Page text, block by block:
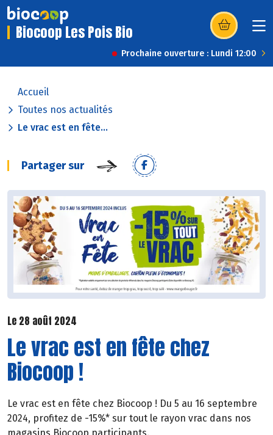
Biocoop Les Pois Bio (s’ouvre dans
Prochaine ouverture : Lundi 12:00
Accueil
Toutes nos actualités
Le vrac est en fête...
Partager sur
Le 28 août 2024
Le vrac est en fête chez
Biocoop !
Le vrac est en fête chez Biocoop ! Du 5 au 16 septembre
2024, profitez de -15%* sur tout le rayon vrac dans nos